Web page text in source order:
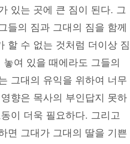
있는 곳에 큰 짐이 된다. 그
들의 짐과 그대의 짐을 함께
할 수 없는 것처럼 더이상 짐
여 있을 때에라도 그들의
그대의 유익을 위하여 너무
향은 목사의 부인답지 못하
이 더욱 필요하다. 그리고
면 그대가 그대의 딸을 기쁜